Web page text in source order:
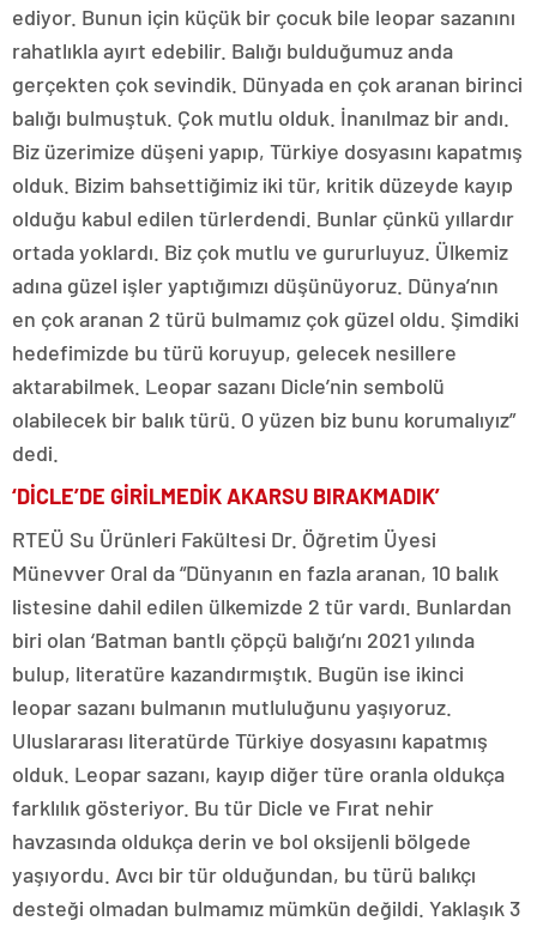
ediyor. Bunun için küçük bir çocuk bile leopar sazanını
rahatlıkla ayırt edebilir. Balığı bulduğumuz anda
gerçekten çok sevindik. Dünyada en çok aranan birinci
balığı bulmuştuk. Çok mutlu olduk. İnanılmaz bir andı.
Biz üzerimize düşeni yapıp, Türkiye dosyasını kapatmış
olduk. Bizim bahsettiğimiz iki tür, kritik düzeyde kayıp
olduğu kabul edilen türlerdendi. Bunlar çünkü yıllardır
ortada yoklardı. Biz çok mutlu ve gururluyuz. Ülkemiz
adına güzel işler yaptığımızı düşünüyoruz. Dünya’nın
en çok aranan 2 türü bulmamız çok güzel oldu. Şimdiki
hedefimizde bu türü koruyup, gelecek nesillere
aktarabilmek. Leopar sazanı Dicle’nin sembolü
olabilecek bir balık türü. O yüzen biz bunu korumalıyız”
dedi.
‘DİCLE’DE GİRİLMEDİK AKARSU BIRAKMADIK’
RTEÜ Su Ürünleri Fakültesi Dr. Öğretim Üyesi
Münevver Oral da “Dünyanın en fazla aranan, 10 balık
listesine dahil edilen ülkemizde 2 tür vardı. Bunlardan
biri olan ‘Batman bantlı çöpçü balığı’nı 2021 yılında
bulup, literatüre kazandırmıştık. Bugün ise ikinci
leopar sazanı bulmanın mutluluğunu yaşıyoruz.
Uluslararası literatürde Türkiye dosyasını kapatmış
olduk. Leopar sazanı, kayıp diğer türe oranla oldukça
farklılık gösteriyor. Bu tür Dicle ve Fırat nehir
havzasında oldukça derin ve bol oksijenli bölgede
yaşıyordu. Avcı bir tür olduğundan, bu türü balıkçı
desteği olmadan bulmamız mümkün değildi. Yaklaşık 3